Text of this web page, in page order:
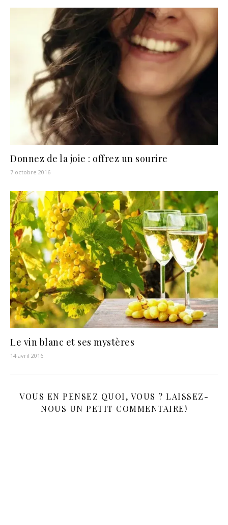
Donnez de la joie : offrez un sourire
7 octobre 2016
Le vin blanc et ses mystères
14 avril 2016
VOUS EN PENSEZ QUOI, VOUS ? LAISSEZ-
NOUS UN PETIT COMMENTAIRE!